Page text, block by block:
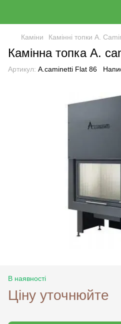
Каміни Камінні топки A.
Камінна топка A.
Артикул: A.caminetti Flat 86
В наявності
Ціну уточнюйте